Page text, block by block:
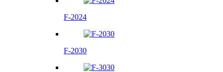
F-2024
F-2030